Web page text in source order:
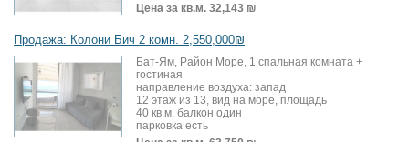
Цена за кв.м. 32,143 ₪
Продажа: Колони Бич 2 комн. 2,550,000₪
Бат-Ям, Район Море, 1 спальная комната +
гостиная
направление воздуха: запад
12 этаж из 13, вид на море, площадь
40 кв.м, балкон один
парковка есть